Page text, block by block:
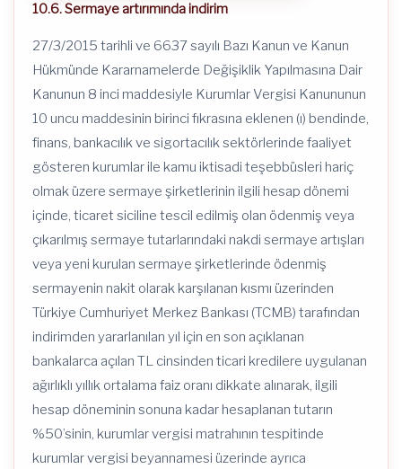
10.6. Sermaye artırımında indirim
27/3/2015 tarihli ve 6637 sayılı Bazı Kanun ve Kanun
Hükmünde Kararnamelerde Değişiklik Yapılmasına Dair
Kanunun 8 inci maddesiyle Kurumlar Vergisi Kanununun
10 uncu maddesinin birinci fıkrasına eklenen (ı) bendinde,
finans, bankacılık ve sigortacılık sektörlerinde faaliyet
gösteren kurumlar ile kamu iktisadi teşebbüsleri hariç
olmak üzere sermaye şirketlerinin ilgili hesap dönemi
içinde, ticaret siciline tescil edilmiş olan ödenmiş veya
çıkarılmış sermaye tutarlarındaki nakdi sermaye artışları
veya yeni kurulan sermaye şirketlerinde ödenmiş
sermayenin nakit olarak karşılanan kısmı üzerinden
Türkiye Cumhuriyet Merkez Bankası (TCMB) tarafından
indirimden yararlanılan yıl için en son açıklanan
bankalarca açılan TL cinsinden ticari kredilere uygulanan
ağırlıklı yıllık ortalama faiz oranı dikkate alınarak, ilgili
hesap döneminin sonuna kadar hesaplanan tutarın
%50’sinin, kurumlar vergisi matrahının tespitinde
kurumlar vergisi beyannamesi üzerinde ayrıca